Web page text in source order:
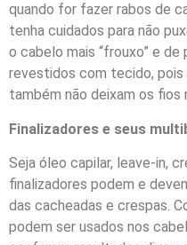
quando for fazer rabos de
tenha cuidados para não
o cabelo mais “frouxo” e
revestidos com tecido, pois
também não deixam os fios
Finalizadores e seus
Seja óleo capilar, leave-in,
finalizadores podem e
das cacheadas e crespas.
podem ser usados nos